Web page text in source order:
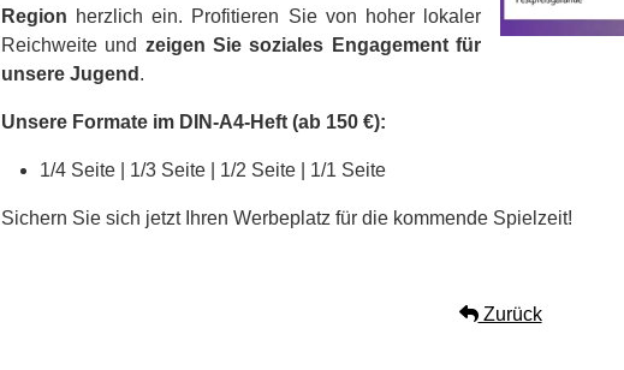
Region herzlich ein. Profitieren Sie von hoher lokaler
Reichweite und zeigen Sie soziales Engagement für
unsere Jugend .
Unsere Formate im DIN-A4-Heft (ab 150 €):
1/4 Seite | 1/3 Seite | 1/2 Seite | 1/1 Seite
Sichern Sie sich jetzt Ihren Werbeplatz für die kommende Spielzeit!
Zurück